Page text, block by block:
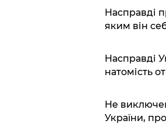
Насправді
яким він
Насправді
натомість
Не
України,